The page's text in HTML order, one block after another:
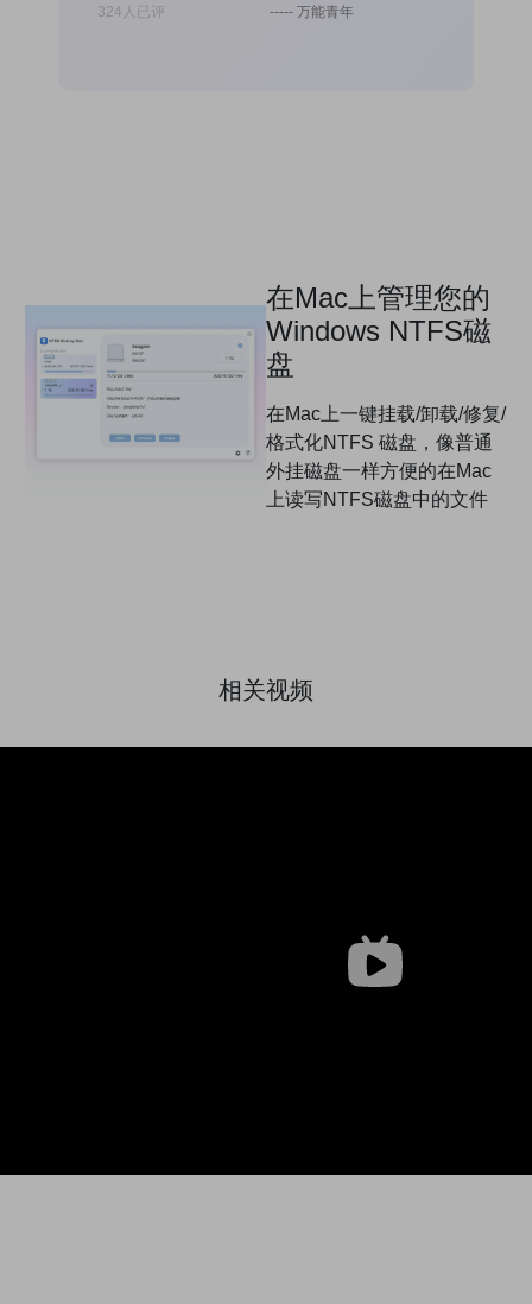
324人已评 ----- 万能青年
在Mac上管理您的
Windows NTFS磁
盘
在Mac上一键挂载/卸载/修复/
格式化NTFS 磁盘，像普通
外挂磁盘一样方便的在Mac
上读写NTFS磁盘中的文件
相关视频